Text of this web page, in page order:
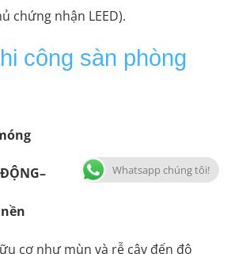
chứng nhận LEED).
công sàn phòng
cơ như mùn và rễ cây đến độ
Whatsapp chúng tôi!